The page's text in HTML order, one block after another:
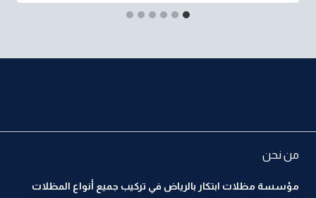
من نحن
مؤسسة مظلات ابتكار بالرياض في تركيب جميع أنواع المظلات